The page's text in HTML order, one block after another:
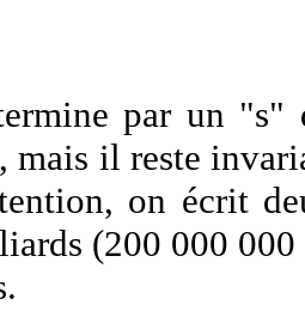
par un "s"
il reste
on écrit
(200 000